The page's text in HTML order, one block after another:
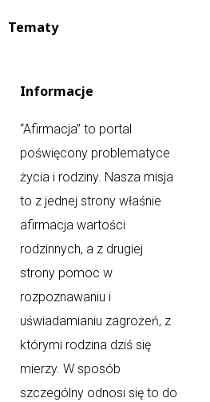
Tematy
Informacje
“Afirmacja” to portal
poświęcony problematyce
życia i rodziny. Nasza misja
to z jednej strony właśnie
afirmacja wartości
rodzinnych, a z drugiej
strony pomoc w
rozpoznawaniu i
uświadamianiu zagrożeń, z
którymi rodzina dziś się
mierzy. W sposób
szczególny odnosi się to do